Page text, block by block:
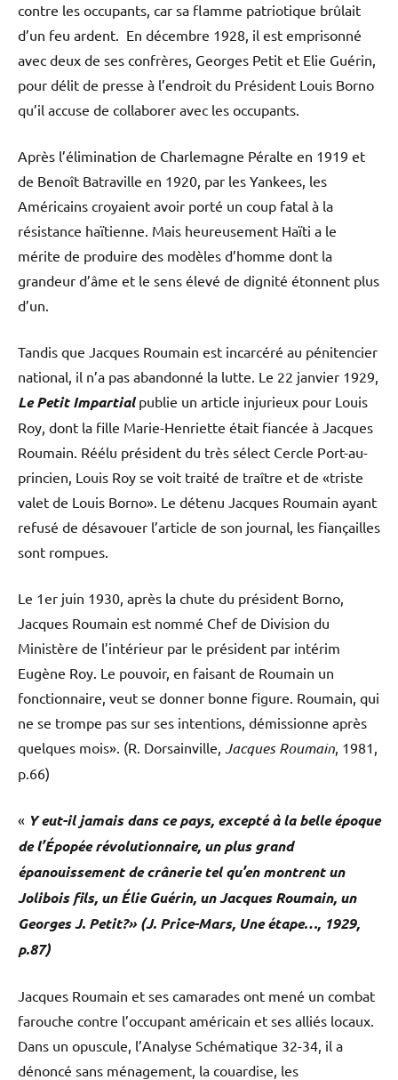
contre les occupants, car sa flamme patriotique brûlait
d’un feu ardent. En décembre 1928, il est emprisonné
avec deux de ses confrères, Georges Petit et Elie Guérin,
pour délit de presse à l’endroit du Président Louis Borno
qu’il accuse de collaborer avec les occupants.
Après l’élimination de Charlemagne Péralte en 1919 et
de Benoît Batraville en 1920, par les Yankees, les
Américains croyaient avoir porté un coup fatal à la
résistance haïtienne. Mais heureusement Haïti a le
mérite de produire des modèles d’homme dont la
grandeur d’âme et le sens élevé de dignité étonnent plus
d’un.
Tandis que Jacques Roumain est incarcéré au pénitencier
national, il n’a pas abandonné la lutte. Le 22 janvier 1929,
Le Petit Impartialpublie un article injurieux pour Louis
Roy, dont la fille Marie-Henriette était fiancée à Jacques
Roumain. Réélu président du très sélect Cercle Port-au-
princien, Louis Roy se voit traité de traître et de «triste
valet de Louis Borno». Le détenu Jacques Roumain ayant
refusé de désavouer l’article de son journal, les fiançailles
sont rompues.
Le 1er juin 1930, après la chute du président Borno,
Jacques Roumain est nommé Chef de Division du
Ministère de l’intérieur par le président par intérim
Eugène Roy. Le pouvoir, en faisant de Roumain un
fonctionnaire, veut se donner bonne figure. Roumain, qui
ne se trompe pas sur ses intentions, démissionne après
quelques mois». (R. Dorsainville, Jacques Roumain, 1981,
p.66)
« Y eut-il jamais dans ce pays, excepté à la belle époque
de l’Épopée révolutionnaire, un plus grand
épanouissement de crânerie tel qu’en montrent un
Jolibois fils, un Élie Guérin, un Jacques Roumain, un
Georges J. Petit?» (J. Price-Mars, Une étape…, 1929,
p.87)
Jacques Roumain et ses camarades ont mené un combat
farouche contre l’occupant américain et ses alliés locaux.
Dans un opuscule, l’Analyse Schématique 32-34, il a
dénoncé sans ménagement, la couardise, les